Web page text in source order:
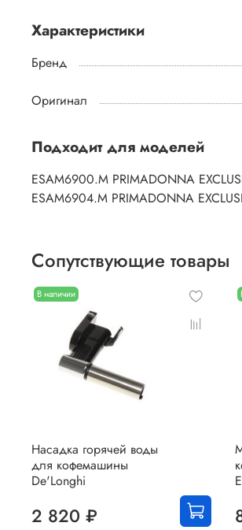
Характеристики
Бренд
Оригинал
Подходит для моделей
ESAM6900.M PRIMADONNA
ESAM6904.M PRIMADONNA
Сопутствующие товары
В наличии
Насадка горячей воды
для кофемашины
De'Longhi
2 820 ₽